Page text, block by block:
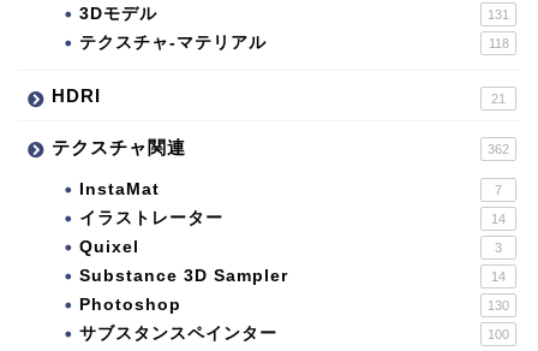
3Dモデル 131
テクスチャ-マテリアル 118
HDRI 21
テクスチャ関連 362
InstaMat 7
イラストレーター 14
Quixel 3
Substance 3D Sampler 14
Photoshop 130
サブスタンスペインター 100